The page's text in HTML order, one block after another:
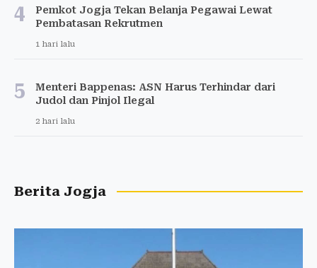
4
Pemkot Jogja Tekan Belanja Pegawai Lewat
Pembatasan Rekrutmen
1 hari lalu
5
Menteri Bappenas: ASN Harus Terhindar dari
Judol dan Pinjol Ilegal
2 hari lalu
Berita Jogja